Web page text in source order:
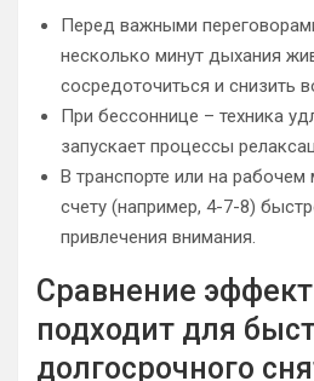
Перед важными
несколько минут дыхания
сосредоточиться и снизить
При бессоннице – техника
запускает процессы
В транспорте или на
счету (например, 4-7-8)
привлечения внимания.
Сравнение
подходит для
долгосрочного